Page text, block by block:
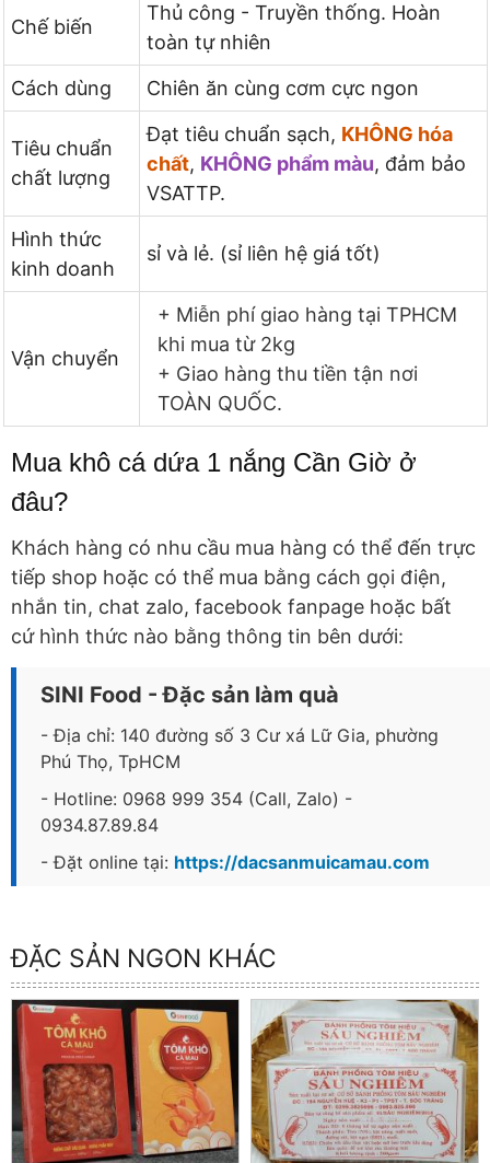
Chế biến
Thủ công - Truyền thống. Hoàn
toàn tự nhiên
Cách dùng
Chiên ăn cùng cơm cực ngon
Tiêu chuẩn
chất lượng
Đạt tiêu chuẩn sạch, KHÔNG hóa
chất, KHÔNG phẩm màu, đảm bảo
VSATTP.
Hình thức
kinh doanh
sỉ và lẻ. (sỉ liên hệ giá tốt)
Vận chuyển
+ Miễn phí giao hàng tại TPHCM
khi mua từ 2kg
+ Giao hàng thu tiền tận nơi
TOÀN QUỐC.
Mua khô cá dứa 1 nắng Cần Giờ ở
đâu?
Khách hàng có nhu cầu mua hàng có thể đến trực
tiếp shop hoặc có thể mua bằng cách gọi điện,
nhắn tin, chat zalo, facebook fanpage hoặc bất
cứ hình thức nào bằng thông tin bên dưới:
SINI Food - Đặc sản làm quà
- Địa chỉ: 140 đường số 3 Cư xá Lữ Gia, phường
Phú Thọ, TpHCM
- Hotline: 0968 999 354 (Call, Zalo) -
0934.87.89.84
- Đặt online tại: https://dacsanmuicamau.com
ĐẶC SẢN NGON KHÁC